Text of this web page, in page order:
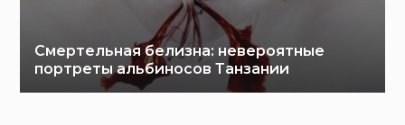
Смертельная белизна: невероятные
портреты альбиносов Танзании